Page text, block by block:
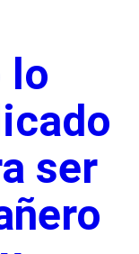
lo
ser